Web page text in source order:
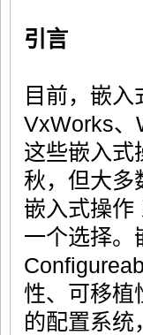
引言
目前，嵌
VxWorks、
这些嵌入式
秋，但大多
嵌入式操作
一个选择。
性、可移植
的配置系统